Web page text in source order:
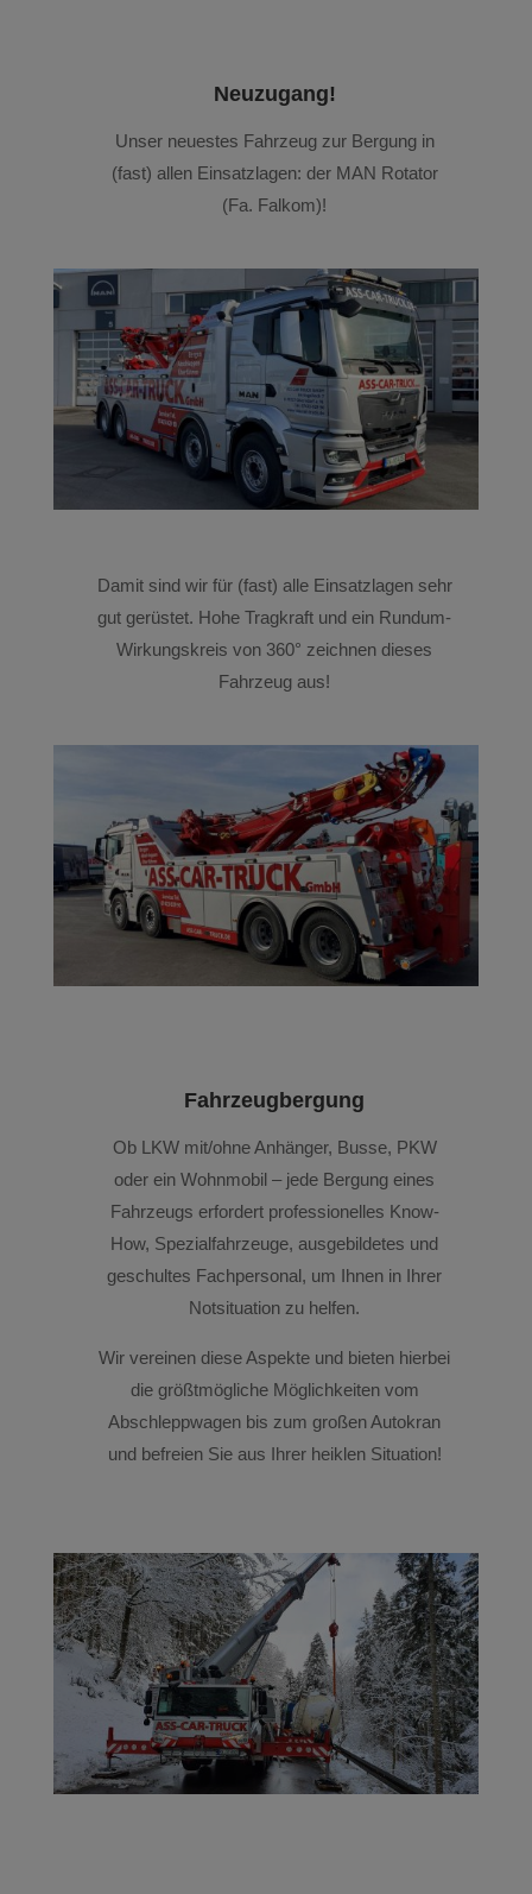
Neuzugang!
Unser neuestes Fahrzeug zur Bergung in
(fast) allen Einsatzlagen: der MAN Rotator
(Fa. Falkom)!
Damit sind wir für (fast) alle Einsatzlagen sehr
gut gerüstet. Hohe Tragkraft und ein Rundum-
Wirkungskreis von 360° zeichnen dieses
Fahrzeug aus!
Fahrzeugbergung
Ob LKW mit/ohne Anhänger, Busse, PKW
oder ein Wohnmobil – jede Bergung eines
Fahrzeugs erfordert professionelles Know-
How, Spezialfahrzeuge, ausgebildetes und
geschultes Fachpersonal, um Ihnen in Ihrer
Notsituation zu helfen.
Wir vereinen diese Aspekte und bieten hierbei
die größtmögliche Möglichkeiten vom
Abschleppwagen bis zum großen Autokran
und befreien Sie aus Ihrer heiklen Situation!